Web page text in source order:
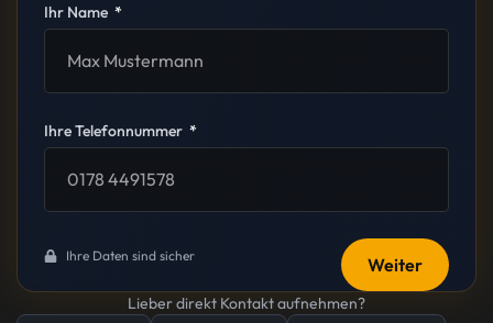
Ihr Name
Ihre Telefonnummer
Weiter
Ihre Daten sind sicher
Lieber direkt Kontakt aufnehmen?